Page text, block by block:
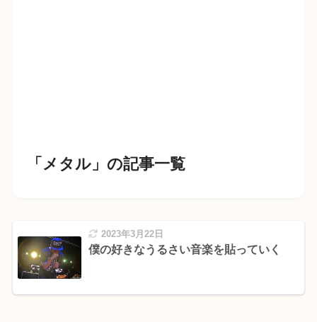
「メタル」の記事一覧
2023年3月22日
僕の好きなうるさい音楽を貼っていく